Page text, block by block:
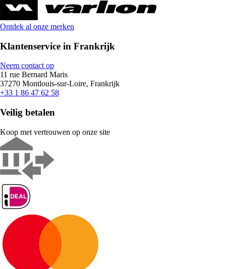
Ontdek al onze merken
Klantenservice in Frankrijk
Neem contact op
11 rue Bernard Maris
37270 Montlouis-sur-Loire, Frankrijk
+33 1 86 47 62 58
Veilig betalen
Koop met vertrouwen op onze site